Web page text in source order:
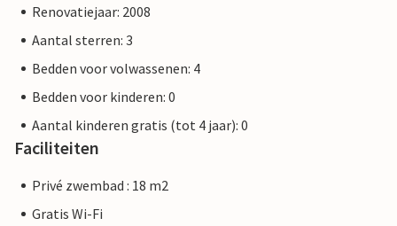
Renovatiejaar: 2008
Aantal sterren: 3
Bedden voor volwassenen: 4
Bedden voor kinderen: 0
Aantal kinderen gratis (tot 4 jaar): 0
Faciliteiten
Privé zwembad : 18 m2
Gratis Wi-Fi